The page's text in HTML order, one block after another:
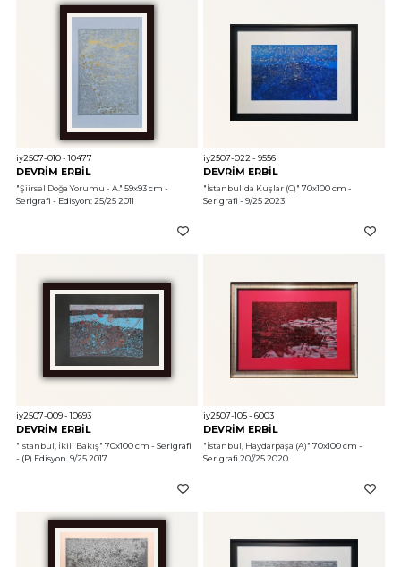
iy2507-010 - 10477
DEVRİM ERBİL
"Şiirsel Doğa Yorumu - A." 59x93 cm -
Serigrafi - Edisyon: 25/25 2011
iy2507-022 - 9556
DEVRİM ERBİL
"İstanbul'da Kuşlar (C)" 70x100 cm -
Serigrafi - 9/25 2023
iy2507-009 - 10693
DEVRİM ERBİL
"İstanbul, İkili Bakış" 70x100 cm - Serigrafi
- (P) Edisyon. 9/25 2017
iy2507-105 - 6003
DEVRİM ERBİL
"İstanbul, Haydarpaşa (A)" 70x100 cm -
Serigrafi 20//25 2020